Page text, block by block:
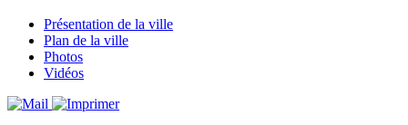
Présentation de la ville
Plan de la ville
Photos
Vidéos